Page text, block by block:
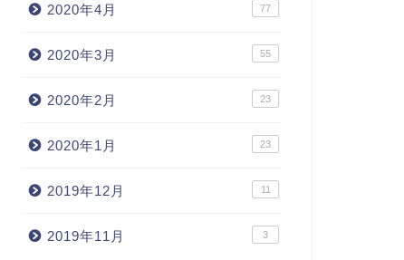
2020年4月 77
2020年3月 55
2020年2月 23
2020年1月 23
2019年12月 11
2019年11月 3